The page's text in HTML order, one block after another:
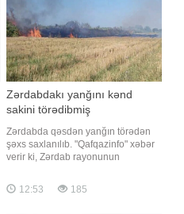
Zərdabdakı yanğını kənd
sakini törədibmiş
Zərdabda qəsdən yanğın törədən
şəxs saxlanılıb. "Qafqazinfo" xəbər
verir ki, Zərdab rayonunun
qəsdən yanğın hadisəsi törədən
şəxs polis əməkdaşları tərəfindən
12:53 185